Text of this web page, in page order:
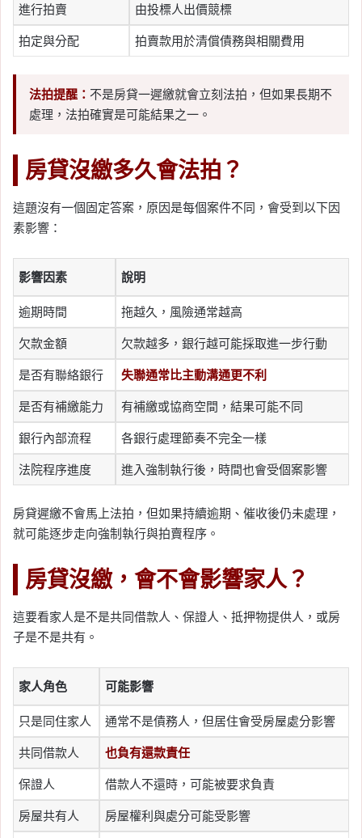
進行拍賣 由投標人出價競標
拍定與分配 拍賣款用於清償債務與相關費用
法拍提醒： 不是房貸一遲繳就會立刻法拍，但如果長期不
處理，法拍確實是可能結果之一。
房貸沒繳多久會法拍？
這題沒有一個固定答案，原因是每個案件不同，會受到以下因
素影響：
影響因素 說明
逾期時間 拖越久，風險通常越高
欠款金額 欠款越多，銀行越可能採取進一步行動
是否有聯絡銀行 失聯通常比主動溝通更不利
是否有補繳能力 有補繳或協商空間，結果可能不同
銀行內部流程 各銀行處理節奏不完全一樣
法院程序進度 進入強制執行後，時間也會受個案影響
房貸遲繳不會馬上法拍，但如果持續逾期、催收後仍未處理，
就可能逐步走向強制執行與拍賣程序。
房貸沒繳，會不會影響家人？
這要看家人是不是共同借款人、保證人、抵押物提供人，或房
子是不是共有。
家人角色 可能影響
只是同住家人 通常不是債務人，但居住會受房屋處分影響
共同借款人 也負有還款責任
保證人 借款人不還時，可能被要求負責
房屋共有人 房屋權利與處分可能受影響